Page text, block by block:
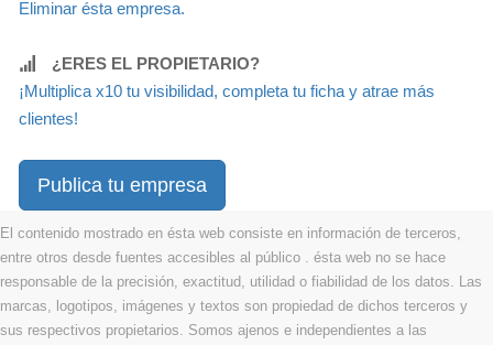
Eliminar ésta empresa.
¿ERES EL PROPIETARIO?
¡Multiplica x10 tu visibilidad, completa tu ficha y atrae más
clientes!
Publica tu empresa
El contenido mostrado en ésta web consiste en información de terceros,
entre otros desde fuentes accesibles al público . ésta web no se hace
responsable de la precisión, exactitud, utilidad o fiabilidad de los datos. Las
marcas, logotipos, imágenes y textos son propiedad de dichos terceros y
sus respectivos propietarios. Somos ajenos e independientes a las